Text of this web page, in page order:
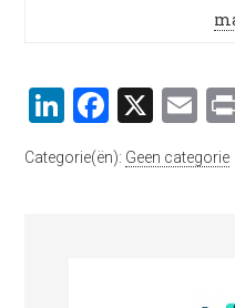
LinkedIn
X
Categorie(ën): Geen categorie